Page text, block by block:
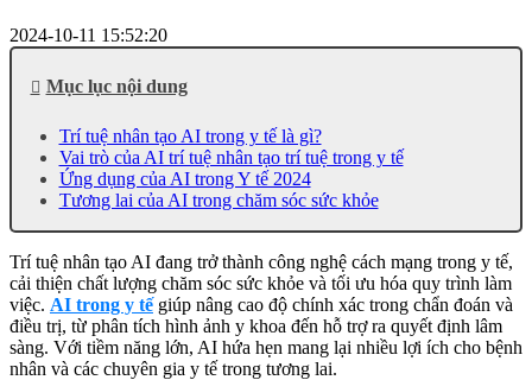
2024-10-11 15:52:20
Mục lục nội dung
Trí tuệ nhân tạo AI trong y tế là gì?
Vai trò của AI trí tuệ nhân tạo trí tuệ trong y tế
Ứng dụng của AI trong Y tế 2024
Tương lai của AI trong chăm sóc sức khỏe
Trí tuệ nhân tạo AI đang trở thành công nghệ cách mạng trong y tế,
cải thiện chất lượng chăm sóc sức khỏe và tối ưu hóa quy trình làm
việc. AI trong y tếgiúp nâng cao độ chính xác trong chẩn đoán và
điều trị, từ phân tích hình ảnh y khoa đến hỗ trợ ra quyết định lâm
sàng. Với tiềm năng lớn, AI hứa hẹn mang lại nhiều lợi ích cho bệnh
nhân và các chuyên gia y tế trong tương lai.